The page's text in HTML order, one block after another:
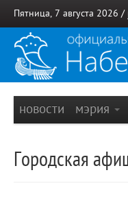
Пятница, 7 августа 2026 /
новости мэрия
Городская